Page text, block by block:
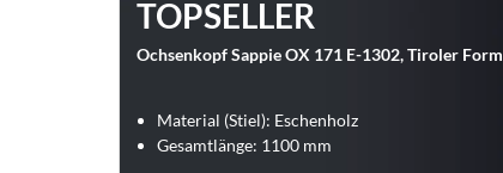
TOPSELLER
Ochsenkopf Sappie OX 171 E-1302, Tiroler Form
Material (Stiel): Eschenholz
Gesamtlänge: 1100 mm